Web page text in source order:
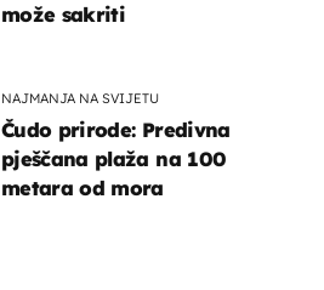
može sakriti
NAJMANJA NA SVIJETU
Čudo prirode: Predivna
pješčana plaža na 100
metara od mora